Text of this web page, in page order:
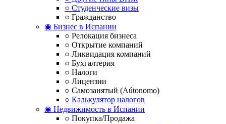
○ Студенческие визы
○ Гражданство
◉ Бизнес в Испании
○ Релокация бизнеса
○ Открытие компаний
○ Ликвидация компаний
○ Бухгалтерия
○ Налоги
○ Лицензии
○ Самозанятый (Aútonomo)
○ Калькулятор налогов
◉ Недвижимость в Испании
○ Покупка/Продажа